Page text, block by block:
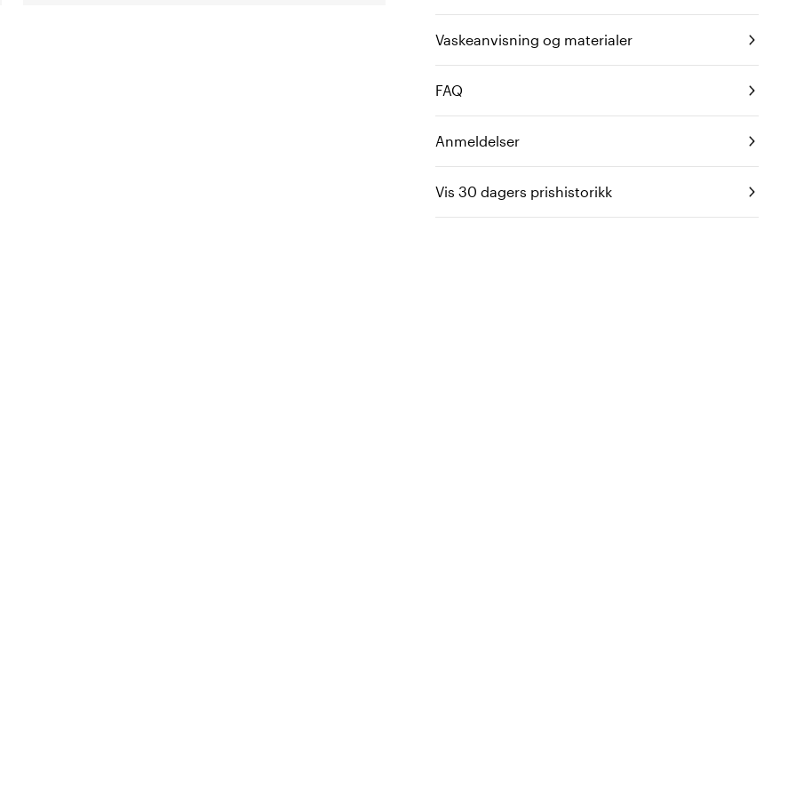
Vaskeanvisning og materialer
FAQ
Anmeldelser
Vis 30 dagers prishistorikk